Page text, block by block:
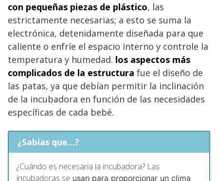
con pequeñas piezas de plástico, las
estrictamente necesarias; a esto se suma la
electrónica, detenidamente diseñada para que
caliente o enfríe el espacio interno y controle la
temperatura y humedad. los aspectos más
complicados de la estructura fue el diseño de
las patas, ya que debían permitir la inclinación
de la incubadora en función de las necesidades
específicas de cada bebé.
¿Sabías que...?
¿Cuándo es necesaria la incubadora? Las
incubadoras se usan para proporcionar un clima